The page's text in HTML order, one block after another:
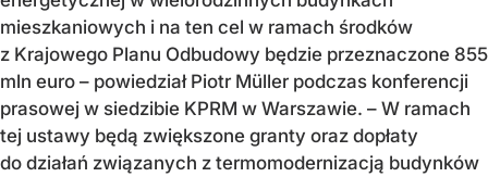
mieszkaniowych i na ten cel w ramach środków
z Krajowego Planu Odbudowy będzie przeznaczone 855
mln euro – powiedział Piotr Müller podczas konferencji
prasowej w siedzibie KPRM w Warszawie. – W ramach
tej ustawy będą zwiększone granty oraz dopłaty
do działań związanych z termomodernizacją budynków